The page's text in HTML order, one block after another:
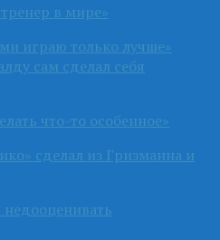
в мире»
играю только лучше»
сам сделал себя
что-то особенное»
сделал из Гризманна и
недооценивать